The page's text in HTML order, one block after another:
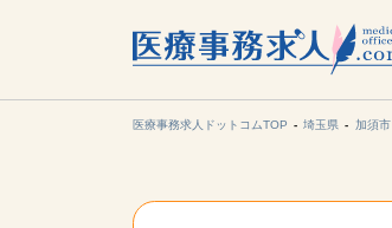
医療事務求人ドットコムTOP 埼玉県 加須市